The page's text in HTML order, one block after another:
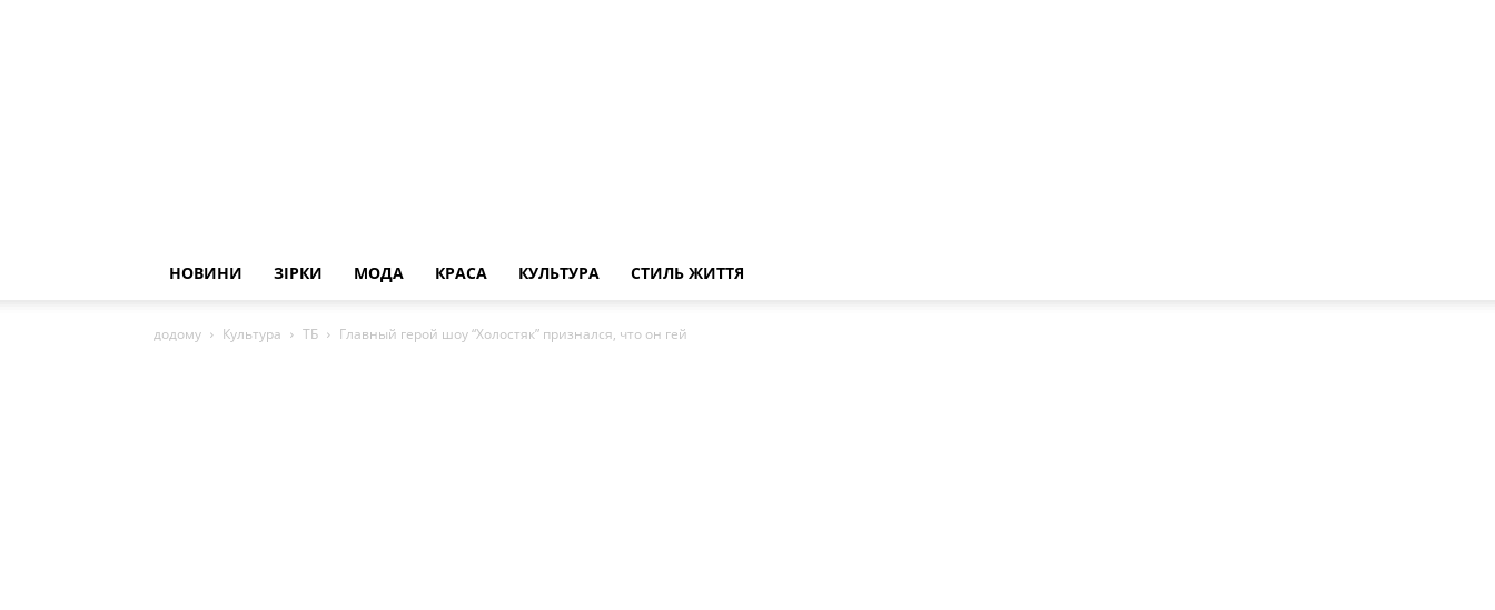
НОВИНИ ЗІРКИ МОДА КРАСА КУЛЬТУРА СТИЛЬ ЖИТТЯ
додому Культура ТБ Главный герой шоу “Холостяк” признался, что он гей